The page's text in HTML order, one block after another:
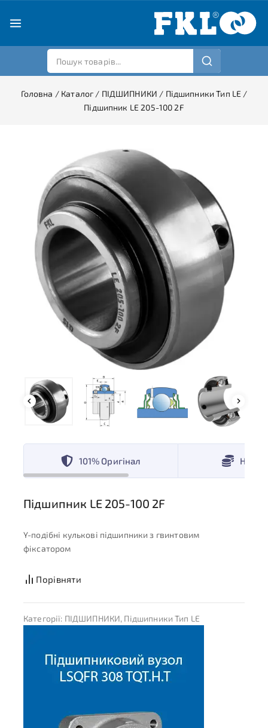
Головна / Каталог / ПІДШИПНИКИ / Підшипники Тип LE /
Підшипник LE 205-100 2F
101% Оригінал
Підшипник LE 205-100 2F
Y-подібні кулькові підшипники з гвинтовим
фіксатором
Порівняти
Категорії: ПІДШИПНИКИ, Підшипники Тип LE